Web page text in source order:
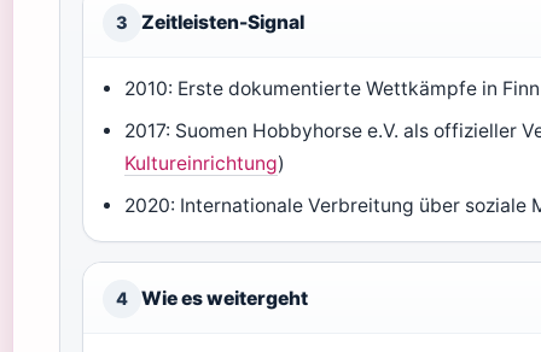
3 Zeitleisten-Signal
2010: Erste dokumentierte Wettkämpfe in
2017: Suomen Hobbyhorse e.V. als offizieller
Kultureinrichtung)
2020: Internationale Verbreitung über
4 Wie es weitergeht